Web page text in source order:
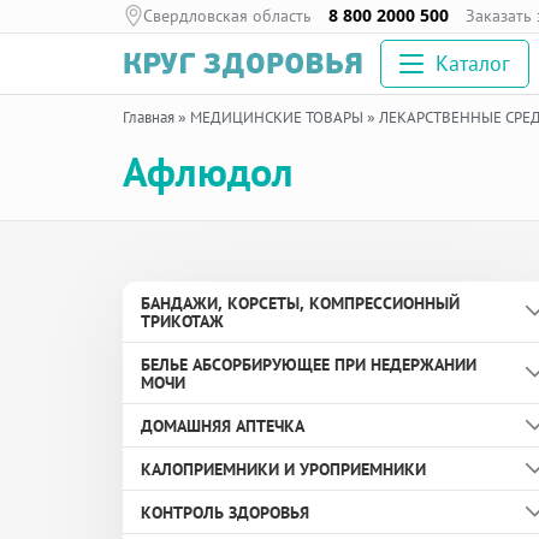
Свердловская область 8 800 2000 500 Заказать
Каталог
Главная» МЕДИЦИНСКИЕ ТОВАРЫ » ЛЕКАРСТВЕННЫЕ
Афлюдол
БАНДАЖИ, КОРСЕТЫ, КОМПРЕССИОННЫЙ
ТРИКОТАЖ
Бандаж дородовой
Бандаж противогрыжевой
Бандаж с аппликаторами биомагнитными
медицинскими
Бандаж согревающий
БЕЛЬЕ АБСОРБИРУЮЩЕЕ ПРИ НЕДЕРЖАНИИ
МОЧИ
Вкладыши урологические
Пелёнки
Подгузники и подгузники-трусы для взрослых
ДОМАШНЯЯ АПТЕЧКА
Здоровье глаз
Здоровье ног и суставов
КАЛОПРИЕМНИКИ И УРОПРИЕМНИКИ
Защитные кольца
КОНТРОЛЬ ЗДОРОВЬЯ